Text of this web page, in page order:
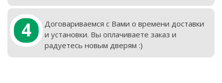
4
Договариваемся с Вами о времени доставки
и установки. Вы оплачиваете заказ и
радуетесь новым дверям :)